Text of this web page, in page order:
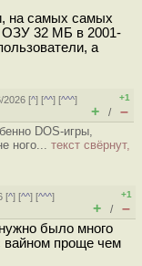
на самых самых
ОЗУ 32 МБ в 2001-
а
2026 [^] [^^] [^^^]
+1
+ / –
DOS-игры,
ного... текст свёрнут,
[^] [^^] [^^^]
+1
+ / –
было много
вайном проще чем